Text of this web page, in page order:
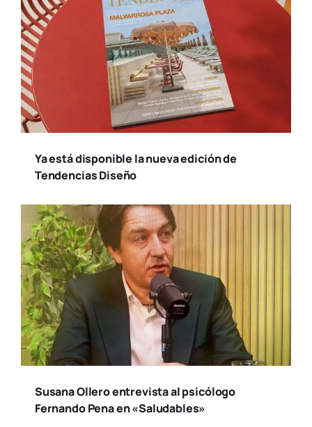
Ya está disponible la nueva edición de
Tendencias Diseño
Susana Ollero entrevista al psicólogo
Fernando Pena en «Saludables»